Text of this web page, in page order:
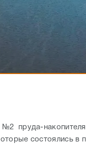
пруда-
состоялись в